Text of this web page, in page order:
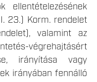
ellentételezésének
23.) Korm. rendelet
valamint az
végrehajtásért
irányítása vagy
irányában fennálló